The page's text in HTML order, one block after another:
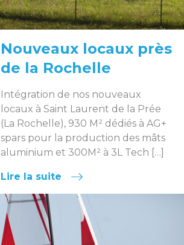
Nouveaux locaux près
de la Rochelle
Intégration de nos nouveaux
locaux à Saint Laurent de la Prée
(La Rochelle), 930 M² dédiés à AG+
spars pour la production des mâts
aluminium et 300M² à 3L Tech […]
Lire la suite